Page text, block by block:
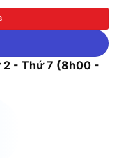
2 - Thứ 7 (8h00 -